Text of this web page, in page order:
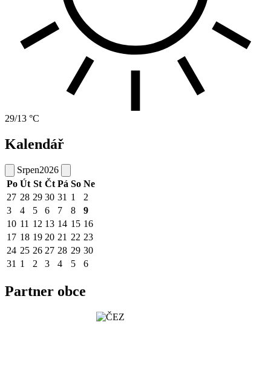
29/13 °C
Kalendář
Srpen2026
Po Út St Čt Pá So Ne
27 28 29 30 31 1
2
3
4 5 6 7 8
9
10 11 12 13 14 15 16
17 18 19 20 21 22 23
24 25 26 27 28 29 30
31 1 2 3 4 5 6
Partner obce